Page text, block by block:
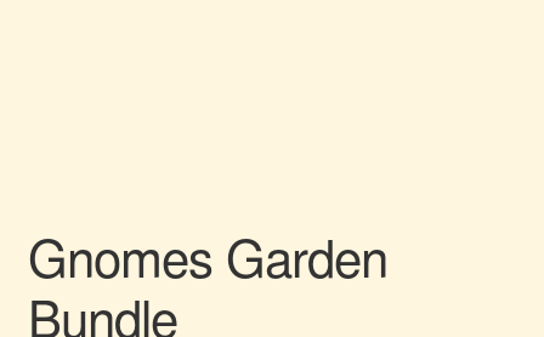
Gnomes Garden
Bundle